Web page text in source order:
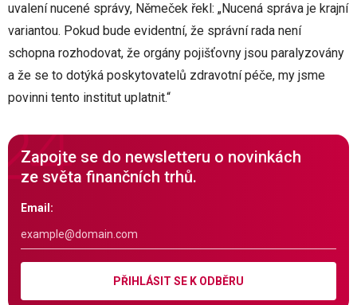
uvalení nucené správy, Němeček řekl: „Nucená správa je krajní
variantou. Pokud bude evidentní, že správní rada není
schopna rozhodovat, že orgány pojišťovny jsou paralyzovány
a že se to dotýká poskytovatelů zdravotní péče, my jsme
povinni tento institut uplatnit.“
Zapojte se do newsletteru o novinkách
ze světa finančních trhů.
Email:
PŘIHLÁSIT SE K ODBĚRU